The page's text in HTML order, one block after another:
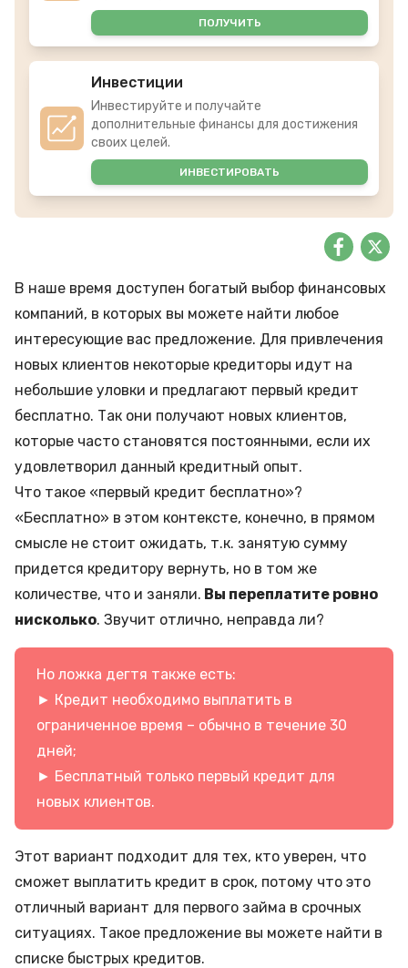
ПОЛУЧИТЬ
Инвестиции
Инвестируйте и получайте
дополнительные финансы для достижения
своих целей.
ИНВЕСТИРОВАТЬ
В наше время доступен богатый выбор финансовых
компаний, в которых вы можете найти любое
интересующие вас предложение. Для привлечения
новых клиентов некоторые кредиторы идут на
небольшие уловки и предлагают первый кредит
бесплатно. Так они получают новых клиентов,
которые часто становятся постоянными, если их
удовлетворил данный кредитный опыт.
Что такое «первый кредит бесплатно»?
«Бесплатно» в этом контексте, конечно, в прямом
смысле не стоит ожидать, т.к. занятую сумму
придется кредитору вернуть, но в том же
количестве, что и заняли. Вы переплатите ровно
нисколько. Звучит отлично, неправда ли?
Но ложка дегтя также есть:
► Кредит необходимо выплатить в
ограниченное время – обычно в течение 30
дней;
► Бесплатный только первый кредит для
новых клиентов.
Этот вариант подходит для тех, кто уверен, что
сможет выплатить кредит в срок, потому что это
отличный вариант для первого займа в срочных
ситуациях. Такое предложение вы можете найти в
списке быстрых кредитов.